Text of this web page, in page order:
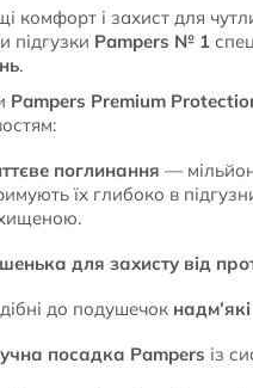
комфорт і захист для
підгузки Pampers № 1
.
Pampers Premium
поглинання —
їх глибоко в
для захисту від
до подушечок
посадка Pampers із